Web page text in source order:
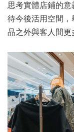
思考實體店鋪的
待今後活用空間
品之外與客人間更